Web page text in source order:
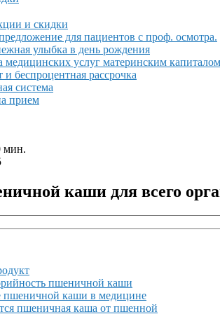
и скидки
для пациентов с проф. осмотра.
улыбка в день рождения
медицинских услуг материнским капиталом
и беспроцентная рассрочка
система
прием
мин.
каши для всего
пшеничной каши
пшеничной каши в медицине
пшеничная каша от пшенной